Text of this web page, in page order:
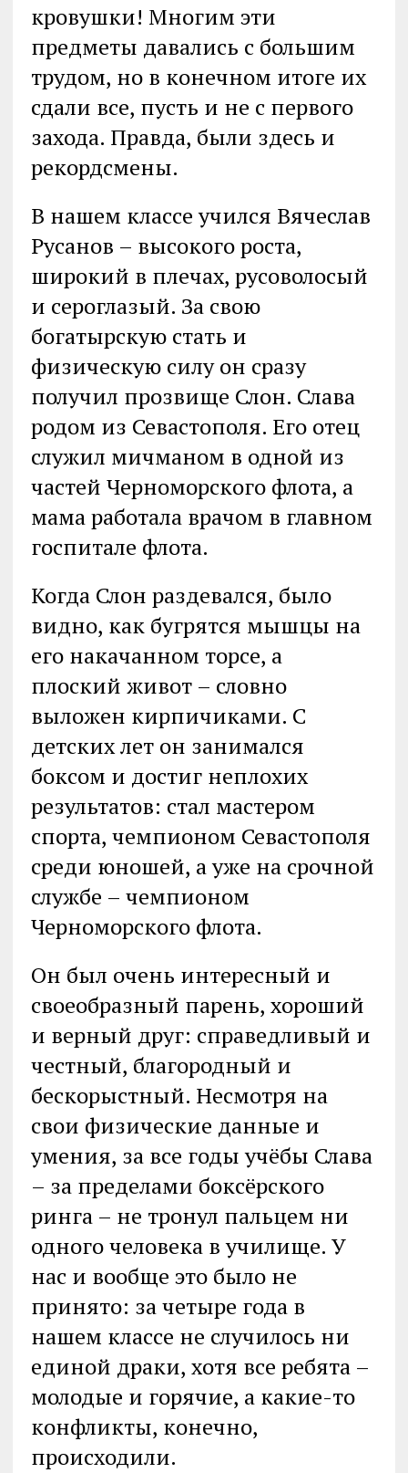
кровушки! Многим эти
предметы давались с большим
трудом, но в конечном итоге их
сдали все, пусть и не с первого
захода. Правда, были здесь и
рекордсмены.
В нашем классе учился Вячеслав
Русанов – высокого роста,
широкий в плечах, русоволосый
и сероглазый. За свою
богатырскую стать и
физическую силу он сразу
получил прозвище Слон. Слава
родом из Севастополя. Его отец
служил мичманом в одной из
частей Черноморского флота, а
мама работала врачом в главном
госпитале флота.
Когда Слон раздевался, было
видно, как бугрятся мышцы на
его накачанном торсе, а
плоский живот – словно
выложен кирпичиками. С
детских лет он занимался
боксом и достиг неплохих
результатов: стал мастером
спорта, чемпионом Севастополя
среди юношей, а уже на срочной
службе – чемпионом
Черноморского флота.
Он был очень интересный и
своеобразный парень, хороший
и верный друг: справедливый и
честный, благородный и
бескорыстный. Несмотря на
свои физические данные и
умения, за все годы учёбы Слава
– за пределами боксёрского
ринга – не тронул пальцем ни
одного человека в училище. У
нас и вообще это было не
принято: за четыре года в
нашем классе не случилось ни
единой драки, хотя все ребята –
молодые и горячие, а какие-то
конфликты, конечно,
происходили.